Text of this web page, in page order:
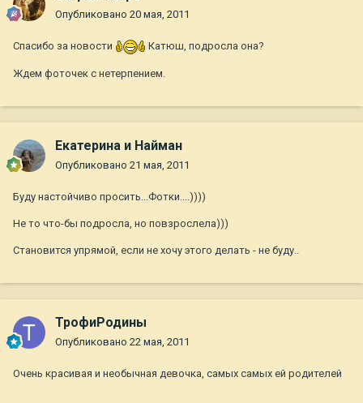
Опубликовано 20 мая, 2011
Спасибо за новости Катюш, подросла она?
Ждем фоточек с нетерпением.
Екатерина и Найман
Опубликовано 21 мая, 2011
Буду настойчиво просить...Фотки....))))
Не то что-бы подросла, но повзрослела)))
Становится упрямой, если не хочу этого делать - не буду..
ТрофиРодины
Опубликовано 22 мая, 2011
Очень красивая и необычная девочка, самых самых ей родителей